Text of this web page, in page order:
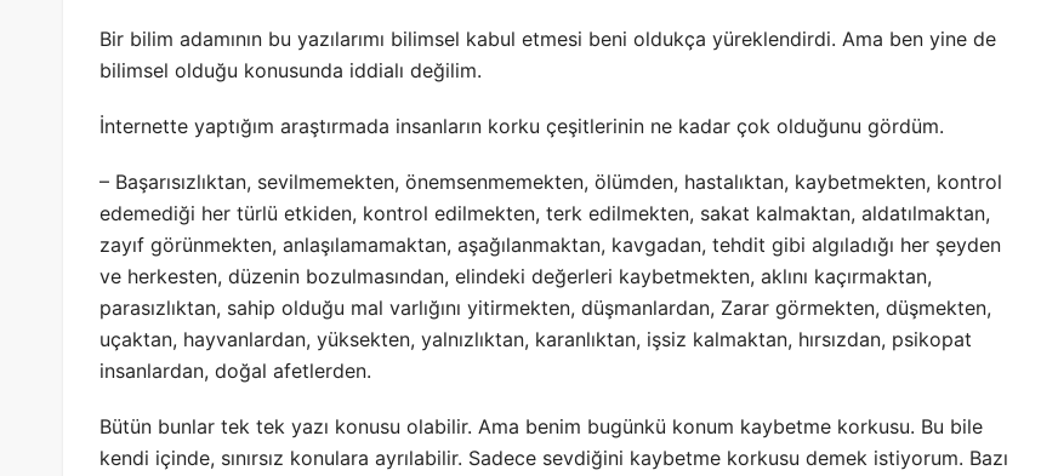
Bir bilim adamının bu yazılarımı bilimsel kabul etmesi beni oldukça yüreklendirdi. Ama ben yine de
bilimsel olduğu konusunda iddialı değilim.
İnternette yaptığım araştırmada insanların korku çeşitlerinin ne kadar çok olduğunu gördüm.
– Başarısızlıktan, sevilmemekten, önemsenmemekten, ölümden, hastalıktan, kaybetmekten, kontrol
edemediği her türlü etkiden, kontrol edilmekten, terk edilmekten, sakat kalmaktan, aldatılmaktan,
zayıf görünmekten, anlaşılamamaktan, aşağılanmaktan, kavgadan, tehdit gibi algıladığı her şeyden
ve herkesten, düzenin bozulmasından, elindeki değerleri kaybetmekten, aklını kaçırmaktan,
parasızlıktan, sahip olduğu mal varlığını yitirmekten, düşmanlardan, Zarar görmekten, düşmekten,
uçaktan, hayvanlardan, yüksekten, yalnızlıktan, karanlıktan, işsiz kalmaktan, hırsızdan, psikopat
insanlardan, doğal afetlerden.
Bütün bunlar tek tek yazı konusu olabilir. Ama benim bugünkü konum kaybetme korkusu. Bu bile
kendi içinde, sınırsız konulara ayrılabilir. Sadece sevdiğini kaybetme korkusu demek istiyorum. Bazı